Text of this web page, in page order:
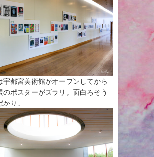
宇都宮美術館がオープンしてから
のポスターがズラリ。面白ろそう
り。